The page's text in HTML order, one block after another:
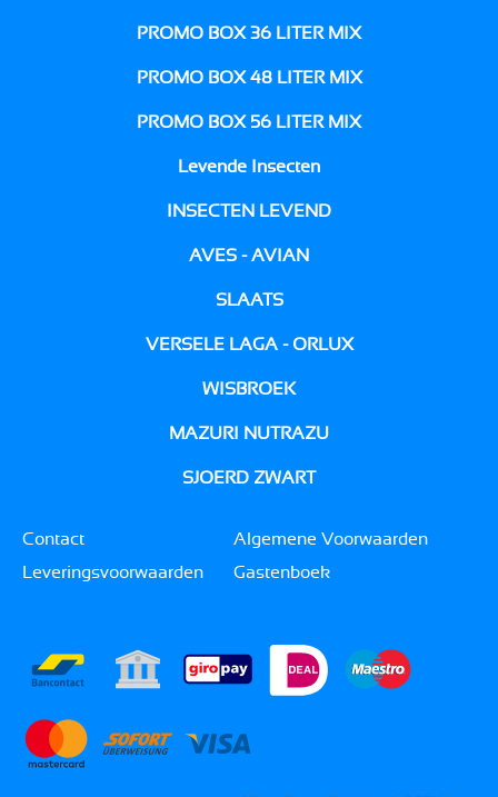
PROMO BOX 36 LITER MIX
PROMO BOX 48 LITER MIX
PROMO BOX 56 LITER MIX
Levende Insecten
INSECTEN LEVEND
AVES - AVIAN
SLAATS
VERSELE LAGA - ORLUX
WISBROEK
MAZURI NUTRAZU
SJOERD ZWART
Contact
Algemene Voorwaarden
Leveringsvoorwaarden
Gastenboek